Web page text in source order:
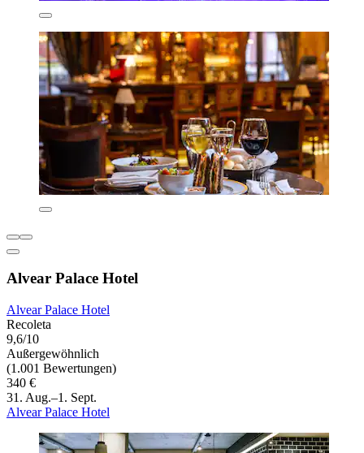
Alvear Palace Hotel
Alvear Palace Hotel
Recoleta
9,6/10
Außergewöhnlich
(1.001 Bewertungen)
340 €
31. Aug.–1. Sept.
Alvear Palace Hotel